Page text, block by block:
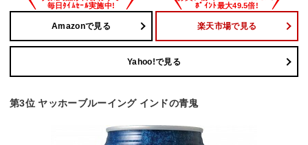
Amazonで見る 楽天市場で見る
Yahoo!で見る
第3位 ヤッホーブルーイング インドの青鬼